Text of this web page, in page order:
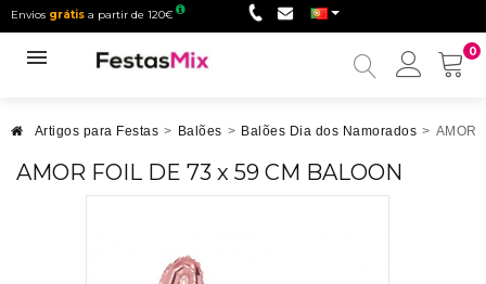
Envios grátis a partir de 120€
0
Minha
Artigos para Festas > Balões > Balões Dia dos Namorados > AMOR
AMOR FOIL DE 73 x 59 CM BALOON